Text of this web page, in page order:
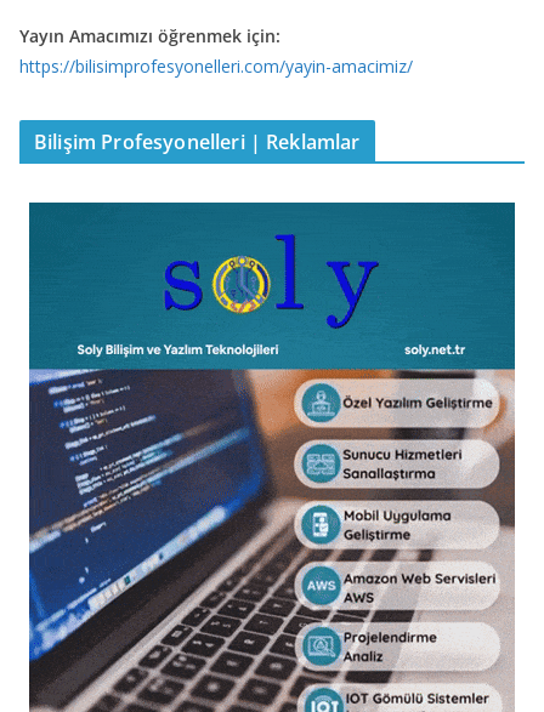
Yayın Amacımızı öğrenmek için:
https://bilisimprofesyonelleri.com/yayin-amacimiz/
Bilişim Profesyonelleri | Reklamlar